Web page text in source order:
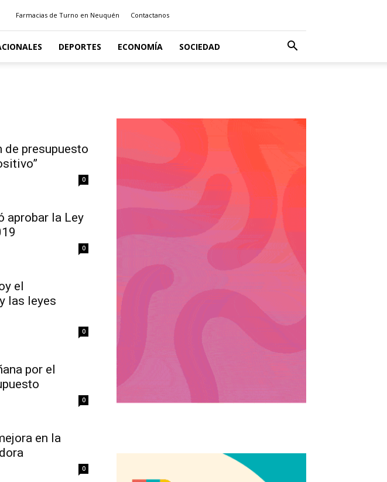
Farmacias de Turno en Neuquén Contactanos
DEPORTES ECONOMÍA SOCIEDAD
de presupuesto
0
aprobar la Ley
0
el
las leyes
0
por el
0
en la
0